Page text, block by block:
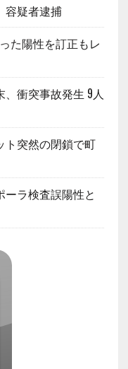
容疑者逮捕
た陽性を訂正もレ
衝突事故発生 9人
ト突然の閉鎖で町
ラ検査誤陽性と